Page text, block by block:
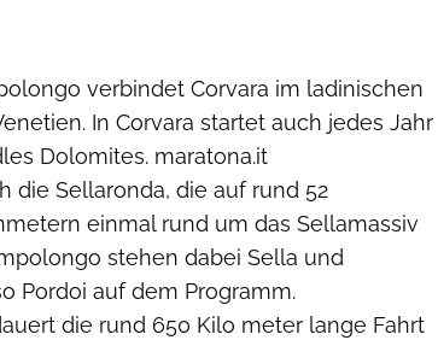
verbindet Cor­vara im ladinischen
In Corvara startet auch jedes Jahr
Dolomites. maratona.it
die Sellaronda, die auf rund 52
einmal rund um das Sellamassiv
stehen dabei Sella­ und
Pordoi auf dem Programm.
die rund 650 Kilo­ meter lange Fahrt